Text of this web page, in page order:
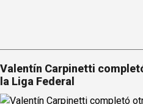
Valentín Carpinetti
la Liga Federal